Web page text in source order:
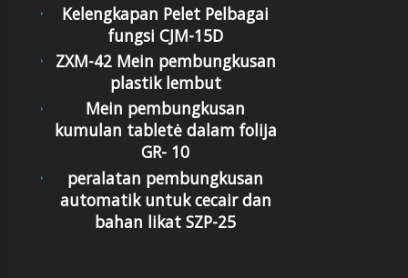
Kelengkapan Pelet Pelbagai
fungsi CJM-15D
ZXM-42 Mein pembungkusan
plastik lembut
Mein pembungkusan
kumulan tabletė dalam folija
GR- 10
peralatan pembungkusan
automatik untuk cecair dan
bahan likat SZP-25